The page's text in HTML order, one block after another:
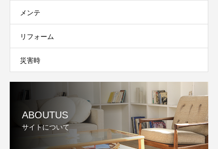
メンテ
リフォーム
災害時
ABOUTUS
サイトについて